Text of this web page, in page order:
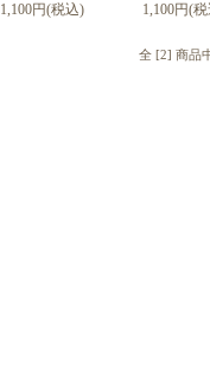
1,100円(税込)
1,100円(
全 [2] 商品